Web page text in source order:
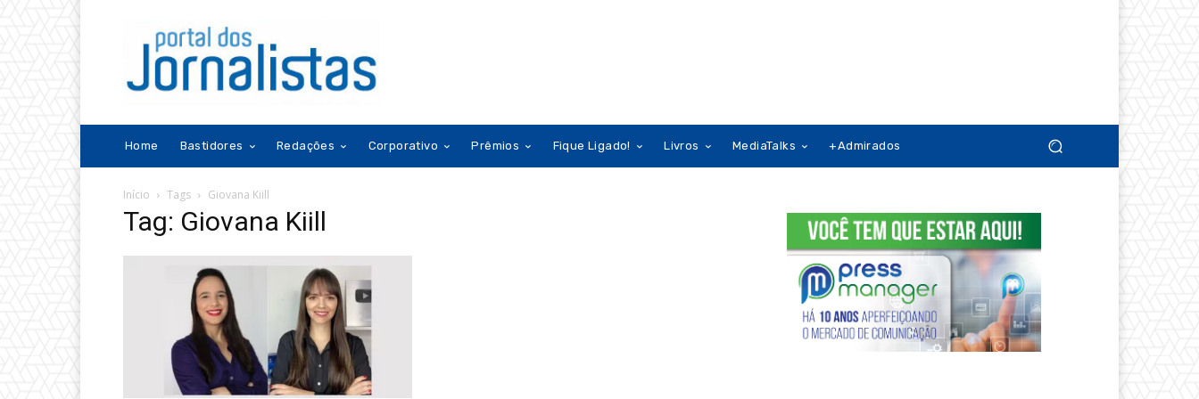
Home Bastidores Redações Corporativo Prêmios Fique Ligado! Livros MediaTalks +Admirados
Início Tags Giovana Kiill
Tag: Giovana Kiill